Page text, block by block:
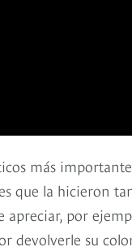
más
que la hicieron
por
devolverle su